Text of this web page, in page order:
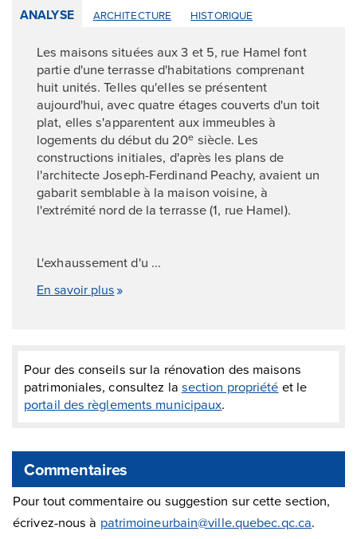
ANALYSE ARCHITECTURE HISTORIQUE
Les maisons situées aux 3 et 5, rue Hamel font
partie d'une terrasse d'habitations comprenant
huit unités. Telles qu'elles se présentent
aujourd'hui, avec quatre étages couverts d'un toit
plat, elles s'apparentent aux immeubles à
logements du début du 20e siècle. Les
constructions initiales, d'après les plans de
l'architecte Joseph-Ferdinand Peachy, avaient un
gabarit semblable à la maison voisine, à
l'extrémité nord de la terrasse (1, rue Hamel).
L'exhaussement d'u ...
En savoir plus
Pour des conseils sur la rénovation des maisons
patrimoniales, consultez la section propriété et le
portail des règlements municipaux.
Commentaires
Pour tout commentaire ou suggestion sur cette section,
écrivez-nous à patrimoineurbain@ville.quebec.qc.ca.